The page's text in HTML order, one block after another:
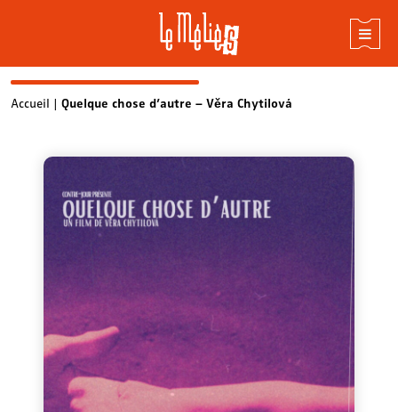
SkipAccueil | Quelque chose d’autre – Věra Chytilová